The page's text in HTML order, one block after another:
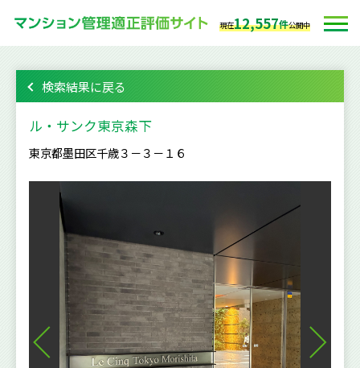
現在12,557件公開中
検索結果に戻る
ル・サンク東京森下
東京都墨田区千歳３－３－１６